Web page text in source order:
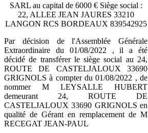
SARL au capital de 6000 € Siège social :
22, ALLEE JEAN JAURES 33210
LANGON RCS BORDEAUX 839542925
Par décision de l'Assemblée Générale
Extraordinaire du 01/08/2022 , il a été
décidé de transférer le siège social au 24,
ROUTE DE CASTELJALOUX 33690
GRIGNOLS à compter du 01/08/2022 , de
nommer M LEYSALLE HUBERT
demeurant 24, ROUTE DE
CASTELJALOUX 33690 GRIGNOLS en
qualité de Gérant en remplacement de M
RECEGAT JEAN-PAUL